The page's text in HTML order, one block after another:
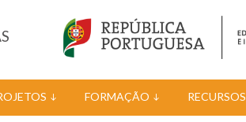
FORMAÇÃO RECURSOS